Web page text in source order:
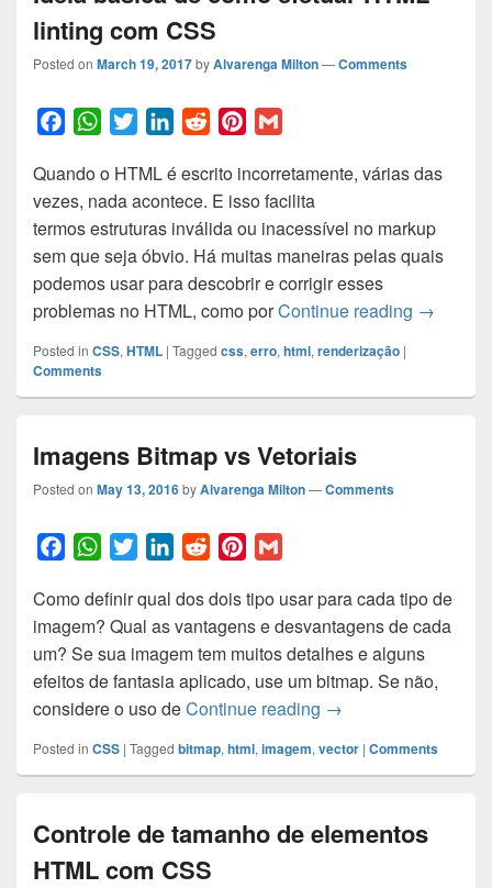
linting com CSS
Posted on March 19, 2017byAlvarenga Milton—Comments
c
e
b
o
o
k
W
a
t
s
A
p
p
i
t
t
e
r
n
k
e
d
I
n
R
d
d
i
t
n
t
e
r
e
s
a
i
l
Quando o HTML é escrito incorretamente, várias das
vezes, nada acontece. E isso facilita
termos estruturas inválida ou inacessível no markup
sem que seja óbvio. Há muitas maneiras pelas quais
podemos usar para descobrir e corrigir esses
problemas no HTML, como porContinue reading Ideia
→
Posted in CSS, HTML | Tagged css, erro, html, renderização |
Comments
Imagens Bitmap vs Vetoriais
Posted on May 13, 2016byAlvarenga Milton—Comments
c
e
b
o
o
k
W
a
t
s
A
p
p
i
t
t
e
r
n
k
e
d
I
n
R
d
d
i
t
n
t
e
r
e
s
a
i
Como definir qual dos dois tipo usar para cada tipo de
imagem? Qual as vantagens e desvantagens de cada
um? Se sua imagem tem muitos detalhes e alguns
efeitos de fantasia aplicado, use um bitmap. Se não,
considere o uso deContinue reading Imagens Bitmap vs
→
Posted in CSS | Tagged bitmap, html, imagem, vector | Comments
Controle de tamanho de elementos
HTML com CSS